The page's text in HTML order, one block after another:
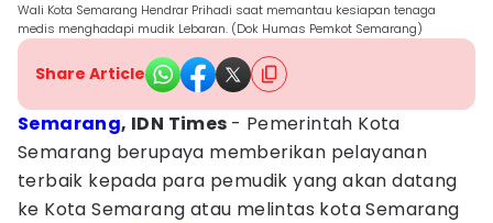
Wali Kota Semarang Hendrar Prihadi saat memantau kesiapan tenaga
medis menghadapi mudik Lebaran. (Dok Humas Pemkot Semarang)
Share Article
Semarang, IDN Times - Pemerintah Kota
Semarang berupaya memberikan pelayanan
terbaik kepada para pemudik yang akan datang
ke Kota Semarang atau melintas kota Semarang